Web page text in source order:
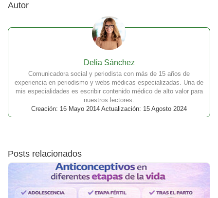
Autor
Delia Sánchez
Comunicadora social y periodista con más de 15 años de
experiencia en periodismo y webs médicas especializadas. Una de
mis especialidades es escribir contenido médico de alto valor para
nuestros lectores.
Creación: 16 Mayo 2014 Actualización: 15 Agosto 2024
Posts relacionados